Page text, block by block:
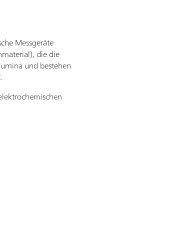
Messgeräte
die die
und bestehen